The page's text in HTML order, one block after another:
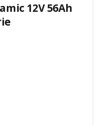
12V 56Ah